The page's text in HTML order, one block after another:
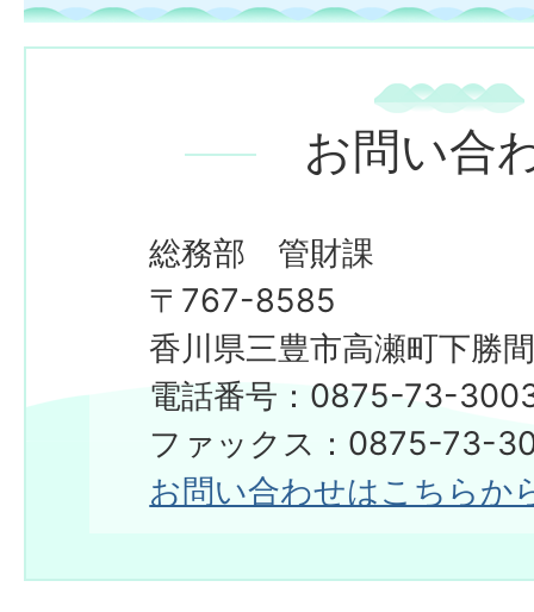
お問い合
総務部 管財課
〒767-8585
香川県三豊市高瀬町下勝
電話番号：0875-73-
ファックス：0875-73-
お問い合わせはこちらか